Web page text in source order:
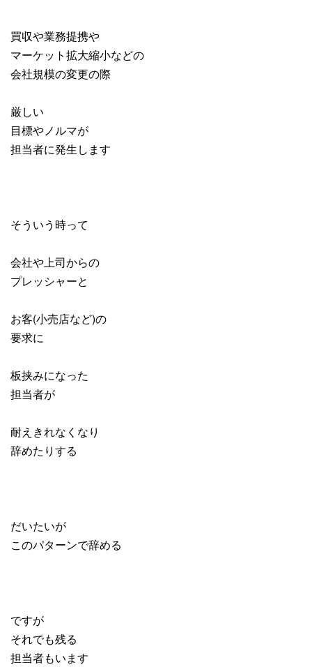
買収や業務提携や
マーケット拡大縮小などの
会社規模の変更の際
厳しい
目標やノルマが
担当者に発生します
そういう時って
会社や上司からの
プレッシャーと
お客(小売店など)の
要求に
板挟みになった
担当者が
耐えきれなくなり
辞めたりする
だいたいが
このパターンで辞める
ですが
それでも残る
担当者もいます